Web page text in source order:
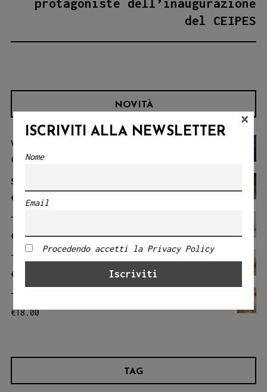
del CEIPES
NOVITÀ
VENTIMILA LEGHE SOTTO I MARI
€
20.00
SAFARI
€
20.00
THE BIG RIDE
€
18.00
THE KNIGHT FILIBERTO
€
THE LITTLE PRINCE
€18.00
TAG
ISCRIVITI ALLA NEWSLETTER
Nome
Email
Procedendo accetti la Privacy Policy
×